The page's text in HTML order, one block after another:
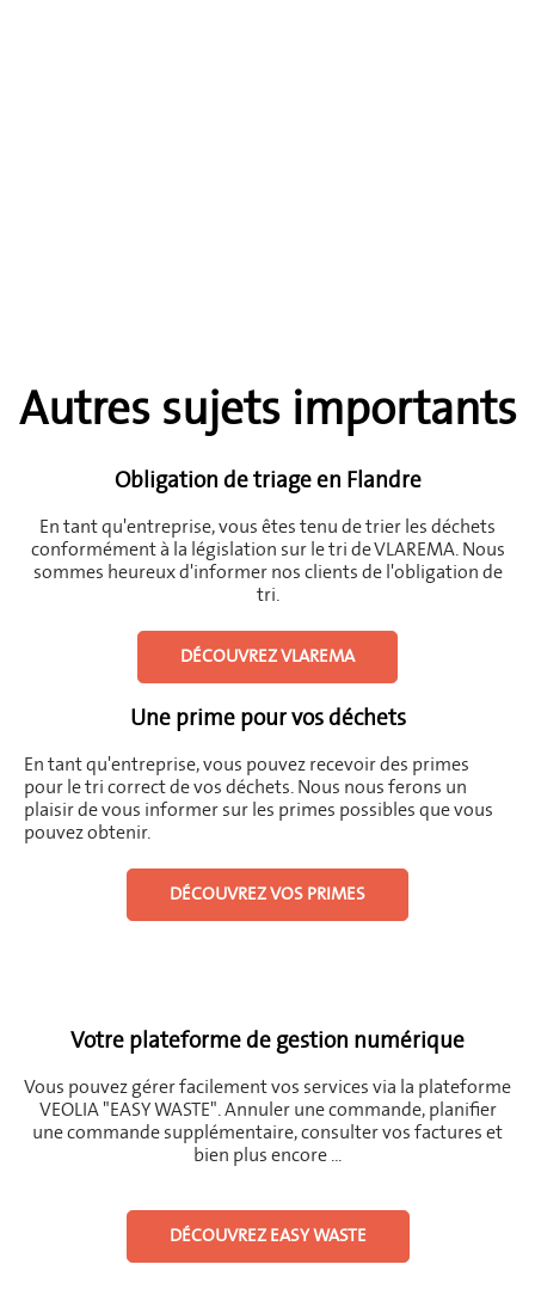
Autres sujets importants
Obligation de triage en Flandre
En tant qu'entreprise, vous êtes tenu de trier les déchets
conformément à la législation sur le tri de VLAREMA. Nous
sommes heureux d'informer nos clients de l'obligation de
tri.
DÉCOUVREZ VLAREMA
Une prime pour vos déchets
En tant qu'entreprise, vous pouvez recevoir des primes
pour le tri correct de vos déchets. Nous nous ferons un
plaisir de vous informer sur les primes possibles que vous
pouvez obtenir.
DÉCOUVREZ VOS PRIMES
Votre plateforme de gestion numérique
Vous pouvez gérer facilement vos services via la plateforme
VEOLIA "EASY WASTE".Annuler une commande, planifier
une commande supplémentaire, consulter vos factures et
bien plus encore ...
DÉCOUVREZ EASY WASTE